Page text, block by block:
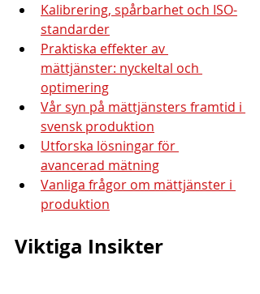
Kalibrering, spårbarhet och ISO-
standarder
Praktiska effekter av
mättjänster: nyckeltal och
optimering
Vår syn på mättjänsters framtid i
svensk produktion
Utforska lösningar för
avancerad mätning
Vanliga frågor om mättjänster i
produktion
Viktiga Insikter